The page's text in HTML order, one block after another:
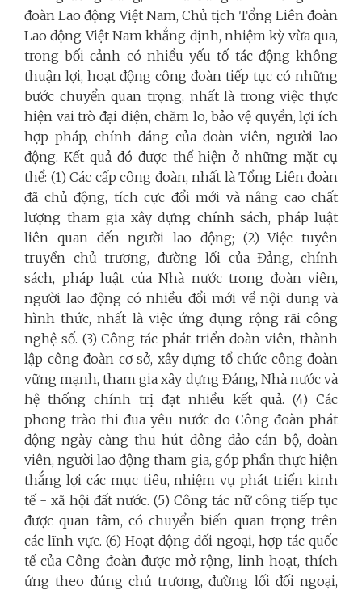
đoàn Lao động Việt Nam, Chủ tịch Tổng Liên đoàn
Lao động Việt Nam khẳng định, nhiệm kỳ vừa qua,
trong bối cảnh có nhiều yếu tố tác động không
thuận lợi, hoạt động công đoàn tiếp tục có những
bước chuyển quan trọng, nhất là trong việc thực
hiện vai trò đại diện, chăm lo, bảo vệ quyền, lợi ích
hợp pháp, chính đáng của đoàn viên, người lao
động. Kết quả đó được thể hiện ở những mặt cụ
thể: (1) Các cấp công đoàn, nhất là Tổng Liên đoàn
đã chủ động, tích cực đổi mới và nâng cao chất
lượng tham gia xây dựng chính sách, pháp luật
liên quan đến người lao động; (2) Việc tuyên
truyền chủ trương, đường lối của Đảng, chính
sách, pháp luật của Nhà nước trong đoàn viên,
người lao động có nhiều đổi mới về nội dung và
hình thức, nhất là việc ứng dụng rộng rãi công
nghệ số. (3) Công tác phát triển đoàn viên, thành
lập công đoàn cơ sở, xây dựng tổ chức công đoàn
vững mạnh, tham gia xây dựng Đảng, Nhà nước và
hệ thống chính trị đạt nhiều kết quả. (4) Các
phong trào thi đua yêu nước do Công đoàn phát
động ngày càng thu hút đông đảo cán bộ, đoàn
viên, người lao động tham gia, góp phần thực hiện
thắng lợi các mục tiêu, nhiệm vụ phát triển kinh
tế - xã hội đất nước. (5) Công tác nữ công tiếp tục
được quan tâm, có chuyển biến quan trọng trên
các lĩnh vực. (6) Hoạt động đối ngoại, hợp tác quốc
tế của Công đoàn được mở rộng, linh hoạt, thích
ứng theo đúng chủ trương, đường lối đối ngoại,